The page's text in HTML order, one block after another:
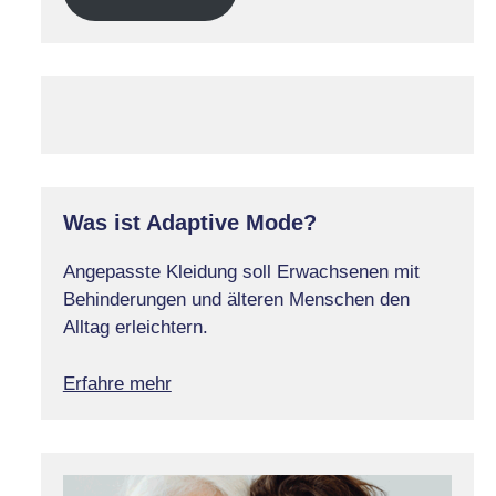
Was ist Adaptive Mode?
Angepasste Kleidung soll Erwachsenen mit
Behinderungen und älteren Menschen den
Alltag erleichtern.
Erfahre mehr